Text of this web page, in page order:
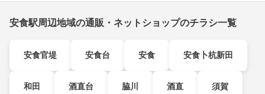
安食駅周辺地域の通販・ネットショップのチラシ一覧
安食官堤 安食台 安食 安食卜杭新田
和田 酒直台 脇川 酒直 須賀